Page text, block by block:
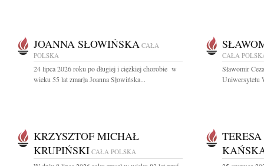
JOANNA SŁOWIŃSKA CAŁA
POLSKA
24 lipca 2026 roku po długiej i ciężkiej chorobie w
wieku 55 lat zmarła Joanna Słowińska...
CAŁA
Sławomir
Uniwersytetu
KRZYSZTOF MICHAŁ
KRUPIŃSKI CAŁA POLSKA